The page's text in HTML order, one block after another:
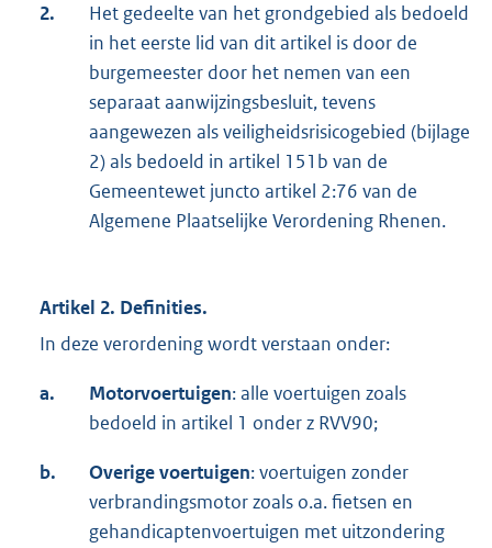
2.
Het gedeelte van het grondgebied als bedoeld
in het eerste lid van dit artikel is door de
burgemeester door het nemen van een
separaat aanwijzingsbesluit, tevens
aangewezen als veiligheidsrisicogebied (bijlage
2) als bedoeld in artikel 151b van de
Gemeentewet juncto artikel 2:76 van de
Algemene Plaatselijke Verordening Rhenen.
Artikel 2. Definities.
In deze verordening wordt verstaan onder:
a. Motorvoertuigen: alle voertuigen zoals
bedoeld in artikel 1 onder z RVV90;
b. Overige voertuigen: voertuigen zonder
verbrandingsmotor zoals o.a. fietsen en
gehandicaptenvoertuigen met uitzondering